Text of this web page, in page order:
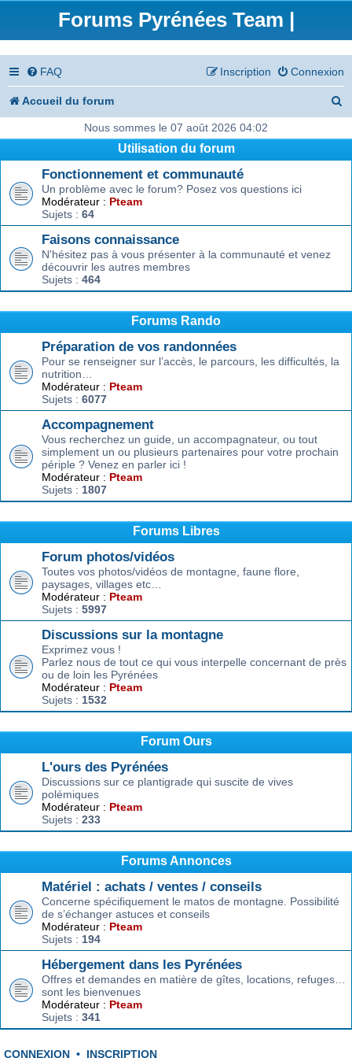
Forums Pyrénées Team |
FAQ Connexion
Inscription
Accueil du forum
e
Nous sommes le 07 août 2026 04:02
Utilisation du forum
Fonctionnement et communauté
Un problème avec le forum? Posez vos questions ici
Modérateur : Pteam
Sujets : 64
Faisons connaissance
N'hésitez pas à vous présenter à la communauté et venez
découvrir les autres membres
Sujets : 464
Forums Rando
Préparation de vos randonnées
Pour se renseigner sur l’accès, le parcours, les difficultés, la
nutrition…
Modérateur : Pteam
Sujets : 6077
Accompagnement
Vous recherchez un guide, un accompagnateur, ou tout
simplement un ou plusieurs partenaires pour votre prochain
périple ? Venez en parler ici !
Modérateur : Pteam
Sujets : 1807
Forums Libres
Forum photos/vidéos
Toutes vos photos/vidéos de montagne, faune flore,
paysages, villages etc…
Modérateur : Pteam
Sujets : 5997
Discussions sur la montagne
Exprimez vous !
Parlez nous de tout ce qui vous interpelle concernant de près
ou de loin les Pyrénées
Modérateur : Pteam
Sujets : 1532
Forum Ours
L'ours des Pyrénées
Discussions sur ce plantigrade qui suscite de vives
polémiques
Modérateur : Pteam
Sujets : 233
Forums Annonces
Matériel : achats / ventes / conseils
Concerne spécifiquement le matos de montagne. Possibilité
de s’échanger astuces et conseils
Modérateur : Pteam
Sujets : 194
Hébergement dans les Pyrénées
Offres et demandes en matière de gîtes, locations, refuges…
sont les bienvenues
Modérateur : Pteam
Sujets : 341
CONNEXION • INSCRIPTION